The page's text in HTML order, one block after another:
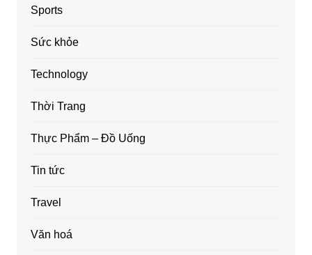
Sports
Sức khỏe
Technology
Thời Trang
Thực Phẩm – Đồ Uống
Tin tức
Travel
Văn hoá